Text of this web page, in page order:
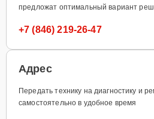
предложат оптимальный вариант
+7 (846) 219-26-47
Адрес
Передать технику на диагностику и
самостоятельно в удобное время